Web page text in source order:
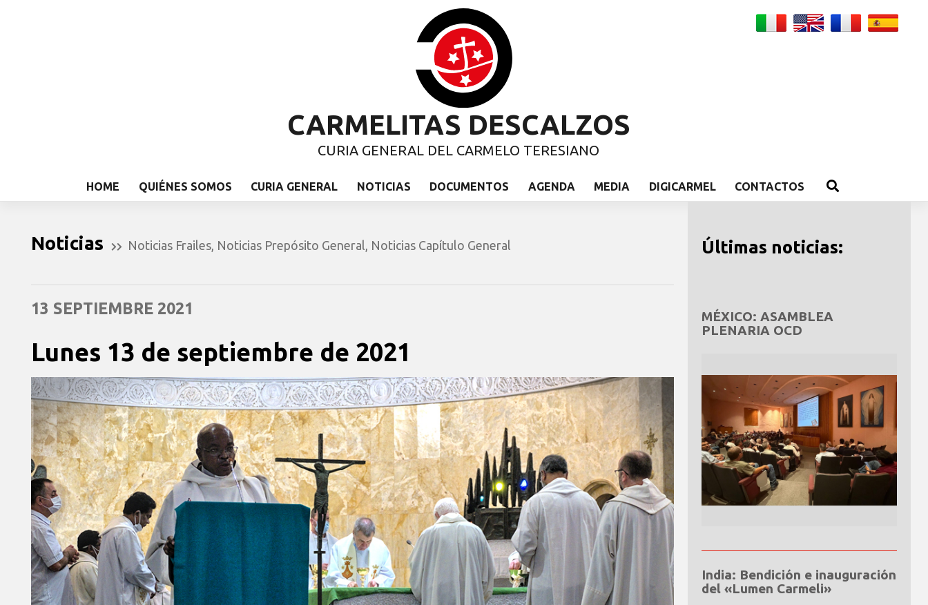
CARMELITAS DESCALZOS
CURIA GENERAL DEL CARMELO TERESIANO
HOME QUIÉNES SOMOS CURIA GENERAL NOTICIAS DOCUMENTOS AGENDA MEDIA DIGICARMEL CONTACTOS
Noticias Noticias Frailes Noticias Prepósito General Noticias Capítulo General
13 SEPTIEMBRE 2021
Lunes 13 de septiembre de 2021
Últimas noticias:
MÉXICO: ASAMBLEA
PLENARIA OCD
India: Bendición e inauguración
del «Lumen Carmeli»